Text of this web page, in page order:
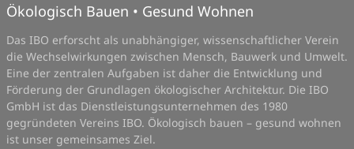
Ökologisch Bauen • Gesund Wohnen
Das IBO erforscht als unabhängiger, wissenschaftlicher Verein
die Wechselwirkungen zwischen Mensch, Bauwerk und Umwelt.
Eine der zentralen Aufgaben ist daher die Entwicklung und
Förderung der Grundlagen ökologischer Architektur. Die IBO
GmbH ist das Dienstleistungsunternehmen des 1980
gegründeten Vereins IBO. Ökologisch bauen – gesund wohnen
ist unser gemeinsames Ziel.